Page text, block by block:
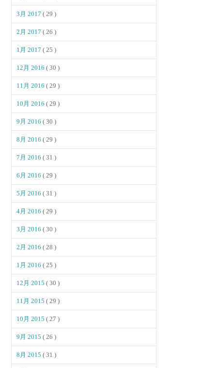
3月 2017( 29 )
2月 2017( 26 )
1月 2017( 25 )
12月 2016( 30 )
11月 2016( 29 )
10月 2016( 29 )
9月 2016( 30 )
8月 2016( 29 )
7月 2016( 31 )
6月 2016( 29 )
5月 2016( 31 )
4月 2016( 29 )
3月 2016( 30 )
2月 2016( 28 )
1月 2016( 25 )
12月 2015( 30 )
11月 2015( 29 )
10月 2015( 27 )
9月 2015( 26 )
8月 2015( 31 )